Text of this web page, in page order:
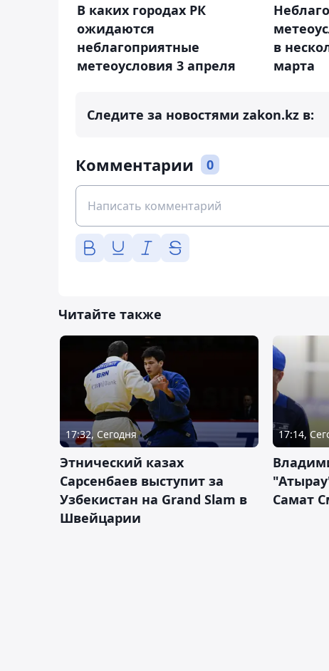
В каких городах РК
ожидаются
неблагоприятные
метеоусловия 3 апреля
в
марта
Следите за новостями zakon.kz в:
Комментарии 0
Читайте также
17:32, Сегодня
Этнический казах
Сарсенбаев выступит за
Узбекистан на Grand Slam в
Швейцарии
17:14,
Самат